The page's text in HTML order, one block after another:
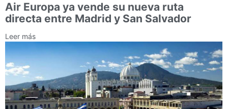
Air Europa ya vende su nueva ruta
directa entre Madrid y San Salvador
Leer más